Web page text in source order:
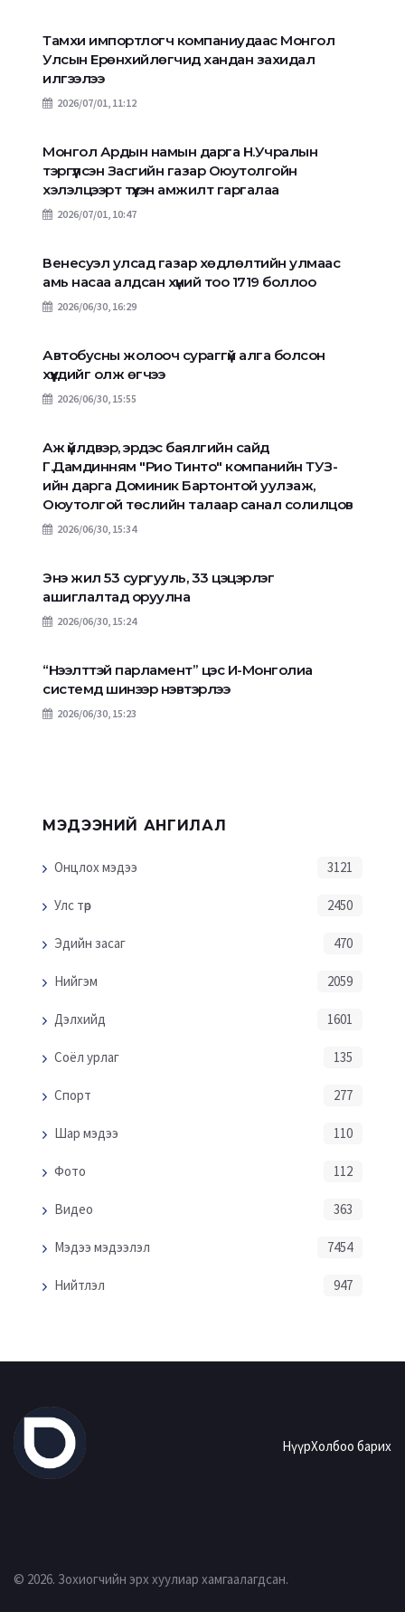
Тамхи импортлогч компаниудаас Монгол
Улсын Ерөнхийлөгчид хандан захидал
илгээлээ
2026/07/01, 11:12
Монгол Ардын намын дарга Н.Учралын
тэргүүлсэн Засгийн газар Оюутолгойн
хэлэлцээрт түүхэн амжилт гаргалаа
2026/07/01, 10:47
Венесуэл улсад газар хөдлөлтийн улмаас
амь насаа алдсан хүний тоо 1719 боллоо
2026/06/30, 16:29
Автобусны жолооч сураггүй алга болсон
хүүхдийг олж өгчээ
2026/06/30, 15:55
Аж үйлдвэр, эрдэс баялгийн сайд
Г.Дамдинням "Рио Тинто" компанийн ТУЗ-
ийн дарга Доминик Бартонтой уулзаж,
Оюутолгой төслийн талаар санал солилцов
2026/06/30, 15:34
Энэ жил 53 сургууль, 33 цэцэрлэг
ашиглалтад оруулна
2026/06/30, 15:24
“Нээлттэй парламент” цэс И-Монголиа
системд шинээр нэвтэрлээ
2026/06/30, 15:23
МЭДЭЭНИЙ АНГИЛАЛ
Онцлох мэдээ 3121
Улс төр 2450
Эдийн засаг 470
Нийгэм 2059
Дэлхийд 1601
Соёл урлаг 135
Спорт 277
Шар мэдээ 110
Фото 112
Видео 363
Мэдээ мэдээлэл 7454
Нийтлэл 947
НүүрХолбоо барих
© 2026. Зохиогчийн эрх хуулиар хамгаалагдсан.